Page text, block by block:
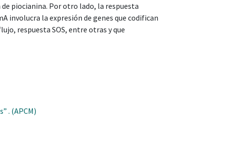
piocianina. Por otro lado, la respuesta
involucra la expresión de genes que codifican
respuesta SOS, entre otras y que
. (APCM)